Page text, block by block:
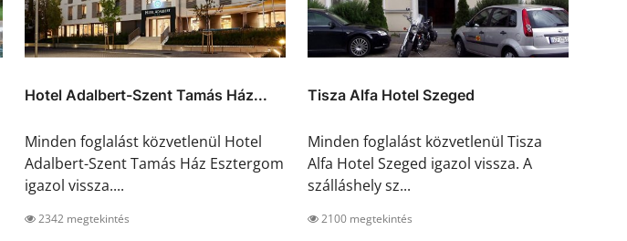
Hotel Adalbert-Szent Tamás Ház...
Minden foglalást közvetlenül Hotel
Adalbert-Szent Tamás Ház Esztergom
igazol vissza....
2342 megtekintés
Tisza Alfa Hotel Szeged
Minden foglalást közvetlenül Tisza
Alfa Hotel Szeged igazol vissza. A
szálláshely sz...
2100 megtekintés